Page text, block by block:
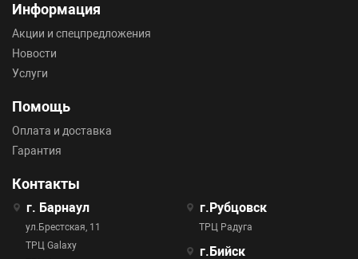
Информация
Акции и спецпредложения
Новости
Услуги
Помощь
Оплата и доставка
Гарантия
Контакты
г. Барнаул
ул.Брестская, 11
ТРЦ Galaxy
г.Рубцовск
ТРЦ Радуга
г.Бийск